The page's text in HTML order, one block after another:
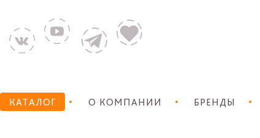
КАТАЛОГ О КОМПАНИИ БРЕНДЫ